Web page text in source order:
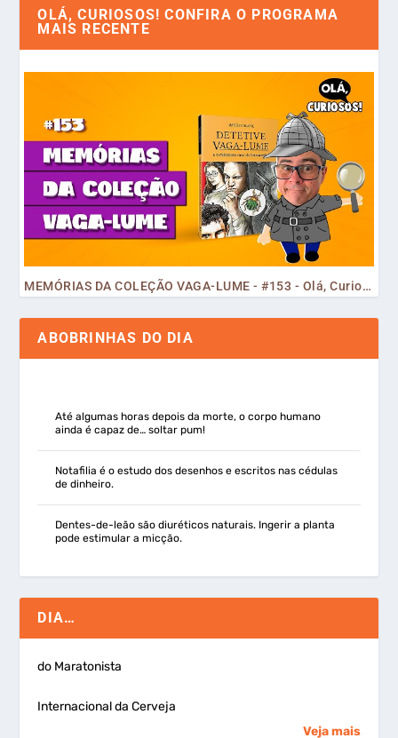
OLÁ, CURIOSOS! CONFIRA O PROGRAMA
MAIS RECENTE
MEMÓRIAS DA COLEÇÃO VAGA-LUME - #153 - Olá, Curiosos! 2023
ABOBRINHAS DO DIA
Até algumas horas depois da morte, o corpo humano
ainda é capaz de… soltar pum!
Notafilia é o estudo dos desenhos e escritos nas cédulas
de dinheiro.
Dentes-de-leão são diuréticos naturais. Ingerir a planta
pode estimular a micção.
DIA…
do Maratonista
Internacional da Cerveja
Veja mais